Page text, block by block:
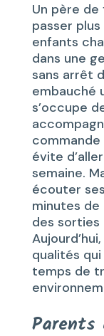
Un père
passer
enfants
dans une
sans arrêt
embauché
s’occupe
commande
évite
semaine.
écouter
minutes de
des
qualités
temps de
Parents